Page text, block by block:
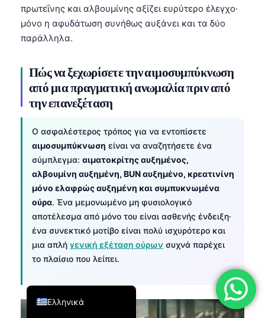
πρωτεΐνης και αλβουμίνης αξίζει ευρύτερο έλεγχο·
μόνο η αφυδάτωση συνήθως αυξάνει και τα δύο
παράλληλα.
Πώς να ξεχωρίσετε την αιμοσυμπύκνωση
από μια πραγματική ανωμαλία πριν από
την επανεξέταση
Ο ασφαλέστερος τρόπος για να εντοπίσετε
αιμοσυμπύκνωση είναι να αναζητήσετε ένα
σύμπλεγμα: αιματοκρίτης αυξημένος,
αλβουμίνη αυξημένη, BUN αυξημένο, κρεατινίνη
μόνο ελαφρώς αυξημένη και συμπυκνωμένα
ούρα. Ένα μεμονωμένο μη φυσιολογικό
αποτέλεσμα από μόνο του είναι ασθενής ένδειξη·
ένα συνεκτικό μοτίβο είναι πολύ ισχυρότερο και
μια απλή γενική εξέταση ούρων συχνά παρέχει
το πλαίσιο που λείπει.
Ελληνικά
Deutsch
العربية
Français
עִבְרִית
Italiano
Español
Português
Türkçe
Română
简体中文
فارسی
Dansk
Nederlands